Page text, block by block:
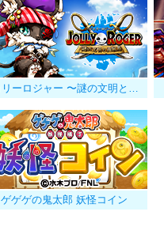
ジョリーロジャー 〜謎の文明と海賊島〜
ゲゲゲの鬼太郎 妖怪コイン